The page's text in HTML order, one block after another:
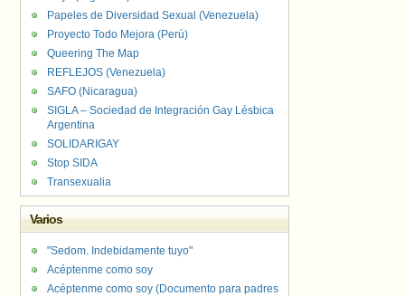
Papeles de Diversidad Sexual (Venezuela)
Proyecto Todo Mejora (Perú)
Queering The Map
REFLEJOS (Venezuela)
SAFO (Nicaragua)
SIGLA – Sociedad de Integración Gay Lésbica
Argentina
SOLIDARIGAY
Stop SIDA
Transexualia
Varios
"Sedom. Indebidamente tuyo"
Acéptenme como soy
Acéptenme como soy (Documento para padres